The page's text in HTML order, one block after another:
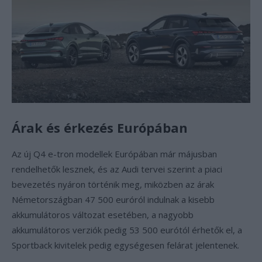
Árak és érkezés Európában
Az új Q4 e-tron modellek Európában már májusban
rendelhetők lesznek, és az Audi tervei szerint a piaci
bevezetés nyáron történik meg, miközben az árak
Németországban 47 500 euróról indulnak a kisebb
akkumulátoros változat esetében, a nagyobb
akkumulátoros verziók pedig 53 500 eurótól érhetők el, a
Sportback kivitelek pedig egységesen felárat jelentenek.